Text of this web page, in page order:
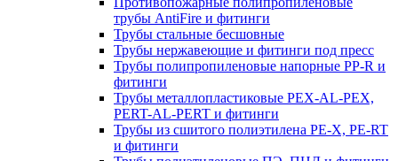
трубы AntiFire и фитинги
Трубы стальные бесшовные
Трубы нержавеющие и фитинги под пресс
Трубы полипропиленовые напорные PP-R и
фитинги
Трубы металлопластиковые PEX-AL-PEX,
PERT-AL-PERT и фитинги
Трубы из сшитого полиэтилена PE-X, PE-RT
и фитинги